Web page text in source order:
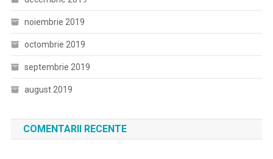
noiembrie 2019
octombrie 2019
septembrie 2019
august 2019
COMENTARII RECENTE